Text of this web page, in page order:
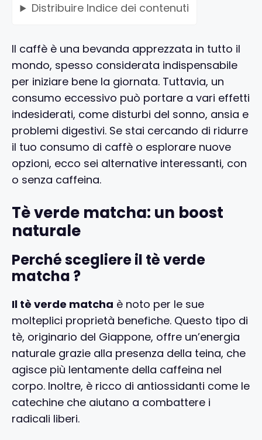
Distribuire Indice dei contenuti
Il caffè è una bevanda apprezzata in tutto il
mondo, spesso considerata indispensabile
per iniziare bene la giornata. Tuttavia, un
consumo eccessivo può portare a vari effetti
indesiderati, come disturbi del sonno, ansia e
problemi digestivi. Se stai cercando di ridurre
il tuo consumo di caffè o esplorare nuove
opzioni, ecco sei alternative interessanti, con
o senza caffeina.
Tè verde matcha: un boost
naturale
Perché scegliere il tè verde
matcha ?
Il tè verde matcha è noto per le sue
molteplici proprietà benefiche. Questo tipo di
tè, originario del Giappone, offre un’energia
naturale grazie alla presenza della teina, che
agisce più lentamente della caffeina nel
corpo. Inoltre, è ricco di antiossidanti come le
catechine che aiutano a combattere i
radicali liberi.